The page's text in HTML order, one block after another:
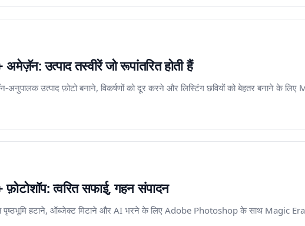
उत्पाद तस्वीरें जो रूपांतरित होती हैं
उत्पाद फ़ोटो बनाने, विकर्षणों को दूर करने और लिस्टिंग छवियों को बेहतर बनाने के लिए
त्वरित सफाई, गहन संपादन
पृष्ठभूमि हटाने, ऑब्जेक्ट मिटाने और AI भरने के लिए Adobe Photoshop के साथ Magic